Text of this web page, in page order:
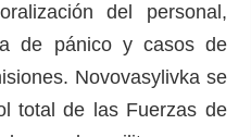
del personal,
de pánico y casos de
Novovasylivka se
total de las Fuerzas de